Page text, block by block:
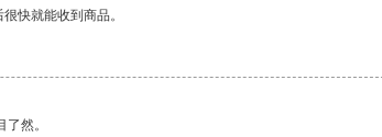
快就能收到商品。
然。